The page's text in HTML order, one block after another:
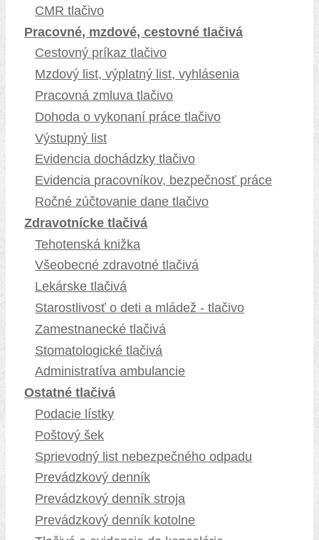
CMR tlačivo
Pracovné, mzdové, cestovné tlačivá
Cestovný príkaz tlačivo
Mzdový list, výplatný list, vyhlásenia
Pracovná zmluva tlačivo
Dohoda o vykonaní práce tlačivo
Výstupný list
Evidencia dochádzky tlačivo
Evidencia pracovníkov, bezpečnosť práce
Ročné zúčtovanie dane tlačivo
Zdravotnícke tlačivá
Tehotenská knižka
Všeobecné zdravotné tlačivá
Lekárske tlačivá
Starostlivosť o deti a mládež - tlačivo
Zamestnanecké tlačivá
Stomatologické tlačivá
Administratíva ambulancie
Ostatné tlačivá
Podacie lístky
Poštový šek
Sprievodný list nebezpečného odpadu
Prevádzkový denník
Prevádzkový denník stroja
Prevádzkový denník kotolne